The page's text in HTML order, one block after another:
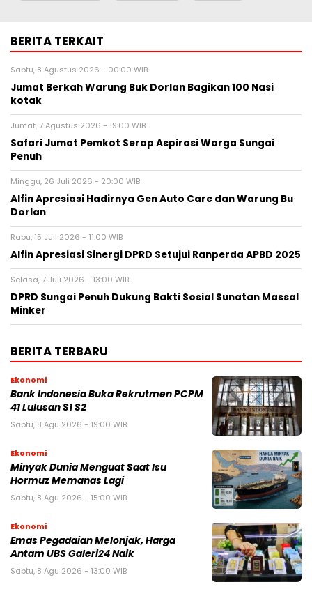
BERITA TERKAIT
Sabtu, 8 Agustus 2026 - 00:00 WIB
Jumat Berkah Warung Buk Dorlan Bagikan 100 Nasi
kotak
Jumat, 7 Agustus 2026 - 19:00 WIB
Safari Jumat Pemkot Serap Aspirasi Warga Sungai
Penuh
Minggu, 26 Juli 2026 - 20:00 WIB
Alfin Apresiasi Hadirnya Gen Auto Care dan Warung Bu
Dorlan
Rabu, 15 Juli 2026 - 11:00 WIB
Alfin Apresiasi Sinergi DPRD Setujui Ranperda APBD 2025
Selasa, 7 Juli 2026 - 13:00 WIB
DPRD Sungai Penuh Dukung Bakti Sosial Sunatan Massal
Minker
BERITA TERBARU
Ekonomi
Bank Indonesia Buka Rekrutmen PCPM
41 Lulusan S1 S2
Sabtu, 8 Agu 2026 - 19:00 WIB
Ekonomi
Minyak Dunia Menguat Saat Isu
Hormuz Memanas Lagi
Sabtu, 8 Agu 2026 - 15:00 WIB
Ekonomi
Emas Pegadaian Melonjak, Harga
Antam UBS Galeri24 Naik
Sabtu, 8 Agu 2026 - 13:00 WIB